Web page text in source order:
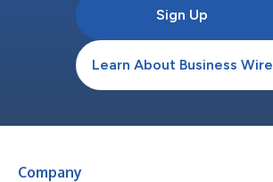
Sign Up
Learn About Business Wire
Company